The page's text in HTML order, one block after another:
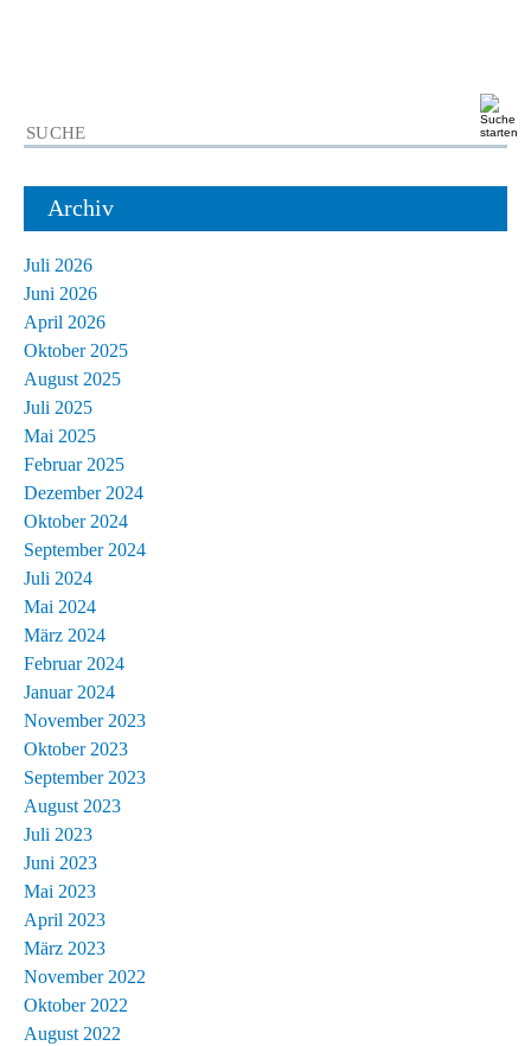
Archiv
Juli 2026
Juni 2026
April 2026
Oktober 2025
August 2025
Juli 2025
Mai 2025
Februar 2025
Dezember 2024
Oktober 2024
September 2024
Juli 2024
Mai 2024
März 2024
Februar 2024
Januar 2024
November 2023
Oktober 2023
September 2023
August 2023
Juli 2023
Juni 2023
Mai 2023
April 2023
März 2023
November 2022
Oktober 2022
August 2022